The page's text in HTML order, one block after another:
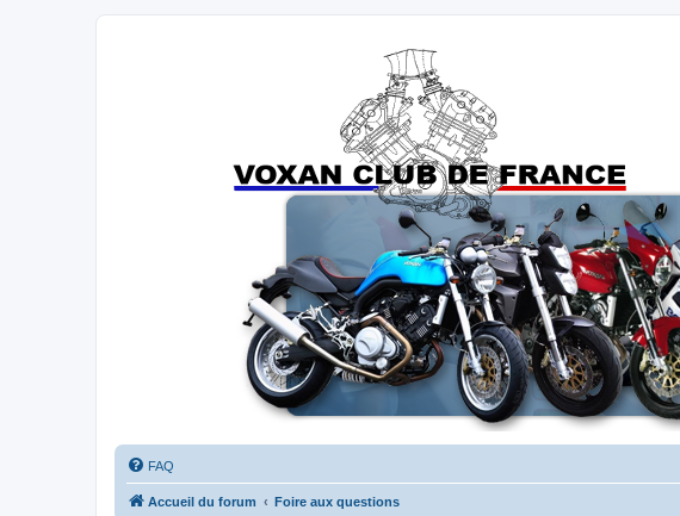
Forums du Voxan Club de France
FAQ
Accueil du forum Foire aux questions